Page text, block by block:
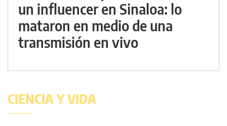
un influencer en Sinaloa: lo
mataron en medio de una
transmisión en vivo
CIENCIA Y VIDA